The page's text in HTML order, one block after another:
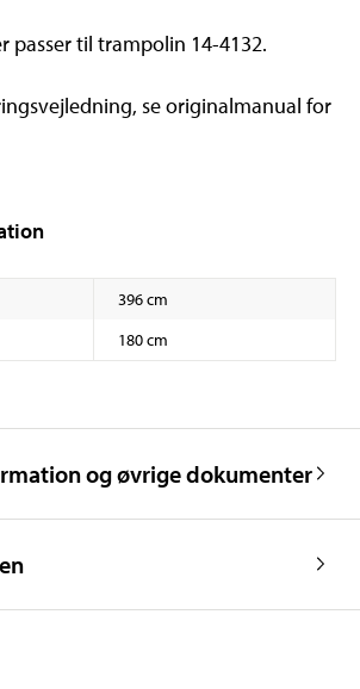
passer til trampolin 14-4132.
se originalmanual for
396 cm
180 cm
og øvrige dokumenter